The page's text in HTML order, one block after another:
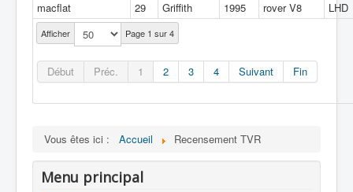
Afficher Page 1 sur 4
Début Préc. 1 2 3 4 Suivant Fin
macflat
29 Griffith 1995 rover V8 LHD
Vous êtes ici : Accueil Recensement TVR
Menu principal